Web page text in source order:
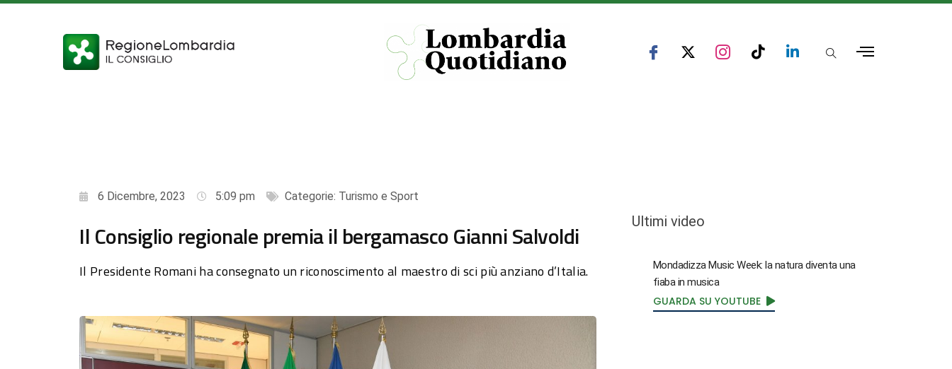
6 Dicembre, 2023 5:09 pm Categorie: Turismo e Sport
Il Consiglio regionale premia il bergamasco Gianni Salvoldi
Il Presidente Romani ha consegnato un riconoscimento al maestro di sci più anziano d’Italia.
Ultimi video
Mondadizza Music Week: la natura diventa una
fiaba in musica
GUARDA SU YOUTUBE